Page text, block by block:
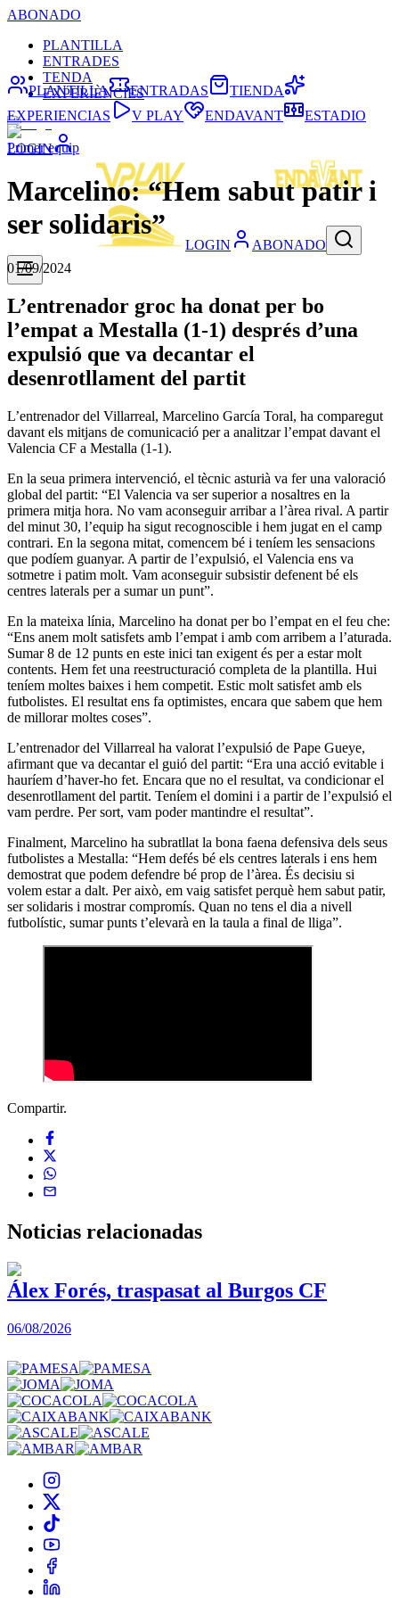
ABONADO
PLANTILLA
ENTRADES
TENDA
EXPERIÈNCIES
LOGIN
LOGIN ABONADO
PLANTILLA ENTRADAS
TIENDA
EXPERIENCIAS
V PLAY ENDAVANT ESTADIO
Primer equip
Marcelino: “Hem sabut patir i
ser solidaris”
01/09/2024
L’entrenador groc ha donat per bo
l’empat a Mestalla (1-1) després d’una
expulsió que va decantar el
desenrotllament del partit
L’entrenador del Villarreal, Marcelino García Toral, ha comparegut
davant els mitjans de comunicació per a analitzar l’empat davant el
Valencia CF a Mestalla (1-1).
En la seua primera intervenció, el tècnic asturià va fer una valoració
global del partit: “El Valencia va ser superior a nosaltres en la
primera mitja hora. No vam aconseguir arribar a l’àrea rival. A partir
del minut 30, l’equip ha sigut recognoscible i hem jugat en el camp
contrari. En la segona mitat, comencem bé i teníem les sensacions
que podíem guanyar. A partir de l’expulsió, el Valencia ens va
sotmetre i patim molt. Vam aconseguir subsistir defenent bé els
centres laterals per a sumar un punt”.
En la mateixa línia, Marcelino ha donat per bo l’empat en el feu che:
“Ens anem molt satisfets amb l’empat i amb com arribem a l’aturada.
Sumar 8 de 12 punts en este inici tan exigent és per a estar molt
contents. Hem fet una reestructuració completa de la plantilla. Hui
teníem moltes baixes i hem competit. Estic molt satisfet amb els
futbolistes. El resultat ens fa optimistes, encara que sabem que hem
de millorar moltes coses”.
L’entrenador del Villarreal ha valorat l’expulsió de Pape Gueye,
afirmant que va decantar el guió del partit: “Era una acció evitable i
hauríem d’haver-ho fet. Encara que no el resultat, va condicionar el
desenrotllament del partit. Teníem el domini i a partir de l’expulsió el
vam perdre. Per sort, vam poder mantindre el resultat”.
Finalment, Marcelino ha subratllat la bona faena defensiva dels seus
futbolistes a Mestalla: “Hem defés bé els centres laterals i ens hem
demostrat que podem defendre bé prop de l’àrea. És decisiu si
volem estar a dalt. Per això, em vaig satisfet perquè hem sabut patir,
ser solidaris i mostrar compromís. Quan no tens el dia a nivell
futbolístic, sumar punts t’elevarà en la taula a final de lliga”.
Compartir.
Noticias relacionadas
Álex Forés, traspasat al Burgos CF
06/08/2026